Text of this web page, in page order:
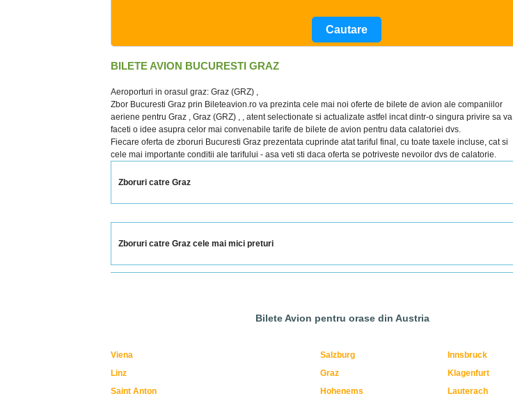
BILETE AVION BUCURESTI GRAZ
Aeroporturi in orasul graz: Graz (GRZ) ,
Zbor Bucuresti Graz prin Bileteavion.ro va prezinta cele mai noi oferte de bilete de avion ale companiilor
aeriene pentru Graz , Graz (GRZ) , , atent selectionate si actualizate astfel incat dintr-o singura privire sa va
faceti o idee asupra celor mai convenabile tarife de bilete de avion pentru data calatoriei dvs.
Fiecare oferta de zboruri Bucuresti Graz prezentata cuprinde atat tariful final, cu toate taxele incluse, cat si
cele mai importante conditii ale tarifului - asa veti sti daca oferta se potriveste nevoilor dvs de calatorie.
Zboruri catre Graz
Zboruri catre Graz cele mai mici preturi
Bilete Avion pentru orase din Austria
Viena Salzburg
Innsbruck
Linz
Graz
Klagenfurt
Saint Anton
Hohenems
Lauterach